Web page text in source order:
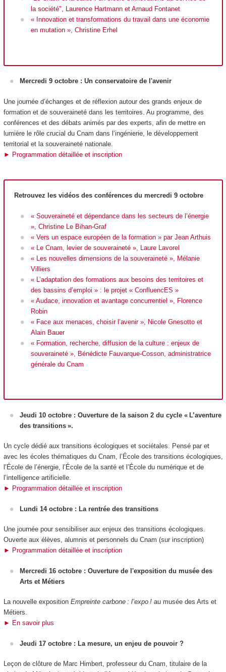
la société", Laurence Hartmann et Arnaud Fontanet
« Innovation et transformations du travail dans une économie
en mutation », Christine Erhel
Mercredi 9 octobre : Un conservatoire de l'avenir
Une journée d’échanges et de réflexion autour des grands enjeux de
formation et de souveraineté dans les territoires. Au programme, des
conférences et des débats animés par des experts, afin de mettre en
lumière le rôle crucial du Cnam dans l’ingénierie, le développement
territorial et la souveraineté nationale.
► Programmation détaillée et inscription
Retrouvez les vidéos des conférences du mercredi 9 octobre
« Souveraineté et dépendance dans les secteurs de l’énergie
», Christine Le Bihan-Graf
« Vers un espace européen de la formation » par Jean Arthuis
« Le Cnam, levier de souveraineté », Laure Lavorel
« Les nouvelles dimensions de la souveraineté », Mélanie
Villiers
« L’adaptation des formations aux besoins des territoires et
des bassins d’emploi » : le projet « ConfluencES »
« Audace, innovation et avantage concurrentiel », Florence
Robin
« Face aux menaces, choisir l’avenir », Nicole Gnesotto et
Alain Bauer
« Formation, recherche, diffusion de la culture : enjeux de
souveraineté », Bénédicte Fauvarque-Cosson, administratrice
générale du Cnam
Jeudi 10 octobre : Ouverture de la saison 2 du cycle « L’aventure
des transitions ».
Un cycle dédié aux transitions écologiques et sociétales. Pensé par et
avec les écoles thématiques du Cnam, l’École des transitions écologiques,
l’École de l’énergie, l’École de la santé et l’École du numérique et de
l’intelligence artificielle.
► Programmation détaillée et inscription
Lundi 14 octobre : La rentrée des transitions
Une journée pour sensibiliser aux enjeux des transitions écologiques.
Ouverte aux élèves, alumnis et personnels du Cnam (sur inscription)
► Programmation détaillée et inscription
Mercredi 16 octobre : Ouverture de l'exposition du musée des
Arts et Métiers
La nouvelle exposition Empreinte carbone : l’expo !au musée des Arts et
Métiers.
► En savoir plus
Jeudi 17 octobre : La mesure, un enjeu de pouvoir ?
Leçon de clôture de Marc Himbert, professeur du Cnam, titulaire de la